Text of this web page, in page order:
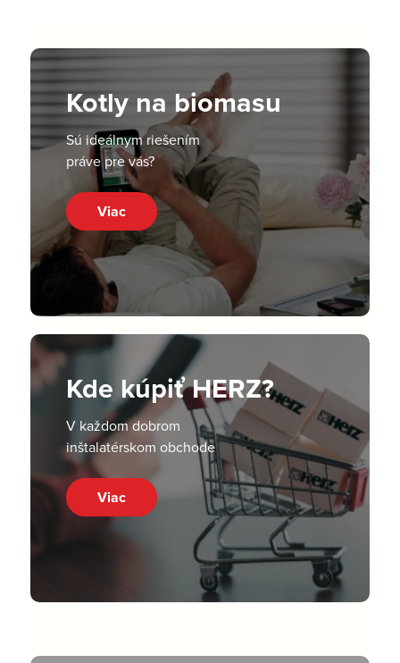
Kotly na biomasu
Sú ideálnym riešením
práve pre vás?
Viac
Kde kúpiť HERZ?
V každom dobrom
inštalatérskom obchode
Viac